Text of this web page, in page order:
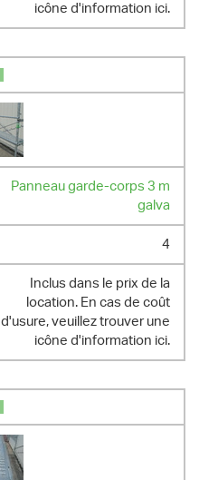
icône d'information ici.
Panneau garde-corps 3 m
galva
4
Inclus dans le prix de la
location. En cas de coût
d'usure, veuillez trouver une
icône d'information ici.